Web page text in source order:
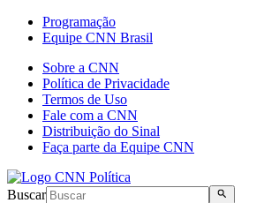
Programação
Equipe CNN Brasil
Sobre a CNN
Política de Privacidade
Termos de Uso
Fale com a CNN
Distribuição do Sinal
Faça parte da Equipe CNN
Buscar